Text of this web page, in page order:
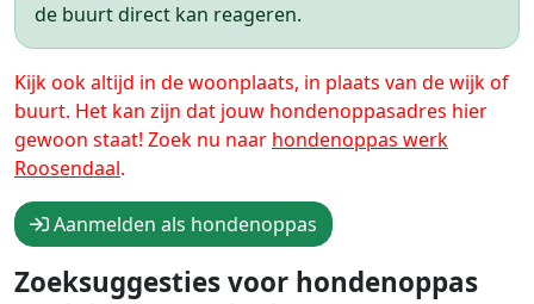
de buurt direct kan reageren.
Kijk ook altijd in de woonplaats, in plaats van de wijk of
buurt. Het kan zijn dat jouw hondenoppasadres hier
gewoon staat! Zoek nu naar hondenoppas werk
Roosendaal.
Aanmelden als hondenoppas
Zoeksuggesties voor hondenoppas